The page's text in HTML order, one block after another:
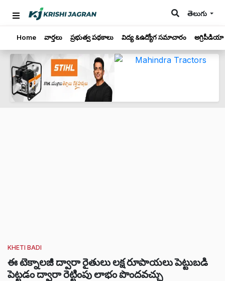
తెలుగు
Home వార్తలు ప్రభుత్వ పథకాలు విద్య &ఉద్యోగ సమాచారం అగ్రిపీడియా
KHETI BADI
ఈ టెక్నాలజీ ద్వారా రైతులు లక్ష రూపాయలు పెట్టుబడి
పెట్టడం ద్వారా రెట్టింపు లాభం పొందవచ్చు